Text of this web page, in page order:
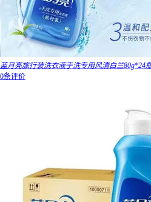
蓝月亮旅行装洗衣液手洗专用风清白兰80g*24
0条评价